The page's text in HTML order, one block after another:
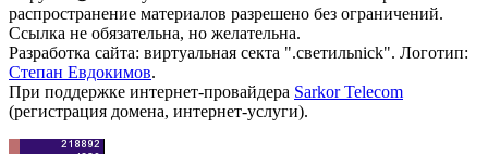
распространение материалов разрешено без ограничений.
Ссылка не обязательна, но желательна.
Разработка сайта: виртуальная секта ".светильnick". Логотип:
Степан Евдокимов.
При поддержке интернет-провайдера Sarkor Telecom
(регистрация домена, интернет-услуги).